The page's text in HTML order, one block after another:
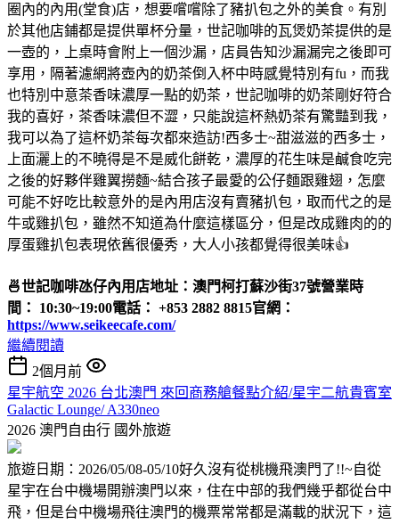
圈內的內用(堂食)店，想要嚐嚐除了豬扒包之外的美食。有別
於其他店鋪都是提供單杯分量，世記咖啡的瓦煲奶茶提供的是
一壺的，上桌時會附上一個沙漏，店員告知沙漏漏完之後即可
享用，隔著濾網將壺內的奶茶倒入杯中時感覺特別有fu，而我
也特別中意茶香味濃厚一點的奶茶，世記咖啡的奶茶剛好符合
我的喜好，茶香味濃但不澀，只能說這杯熱奶茶有驚豔到我，
我可以為了這杯奶茶每次都來造訪!西多士~甜滋滋的西多士，
上面灑上的不曉得是不是威化餅乾，濃厚的花生味是鹹食吃完
之後的好夥伴雞翼撈麵~結合孩子最愛的公仔麵跟雞翅，怎麼
可能不好吃比較意外的是內用店沒有賣豬扒包，取而代之的是
牛或雞扒包，雖然不知道為什麼這樣區分，但是改成雞肉的的
厚蛋雞扒包表現依舊很優秀，大人小孩都覺得很美味👍
🍜世記咖啡氹仔內用店地址：澳門柯打蘇沙街37號營業時
間： 10:30~19:00電話： +853 2882 8815官網：
https://www.seikeecafe.com/
繼續閱讀
2個月前
星宇航空 2026 台北澳門 來回商務艙餐點介紹/星宇二航貴賓室
Galactic Lounge/ A330neo
2026 澳門自由行 國外旅遊
旅遊日期：2026/05/08-05/10好久沒有從桃機飛澳門了!!~自從
星宇在台中機場開辦澳門以來，住在中部的我們幾乎都從台中
飛，但是台中機場飛往澳門的機票常常都是滿載的狀況下，這